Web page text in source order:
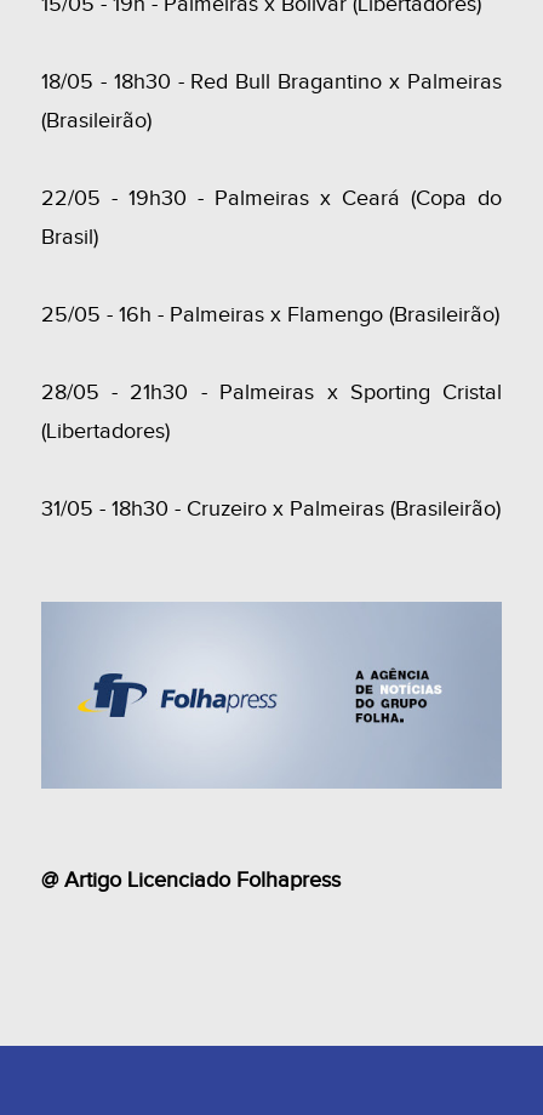
18/05 - 18h30 - Red Bull Bragantino x Palmeiras
(Brasileirão)
22/05 - 19h30 - Palmeiras x Ceará (Copa do
Brasil)
25/05 - 16h - Palmeiras x Flamengo (Brasileirão)
28/05 - 21h30 - Palmeiras x Sporting Cristal
(Libertadores)
31/05 - 18h30 - Cruzeiro x Palmeiras (Brasileirão)
@ Artigo Licenciado Folhapress